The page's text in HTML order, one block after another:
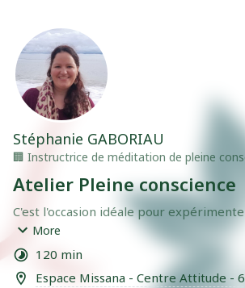
Stéphanie GABORIAU
🏢 Instructrice de méditation de pleine
Atelier Pleine conscience
C'est l'occasion idéale pour
pratiques de pleine conscience,
transformateurs, échanger autour de
comment la méditation peut vite
alliée et soutien au quotidien.
More
120 min
Espace Missana - Centre Attitude -